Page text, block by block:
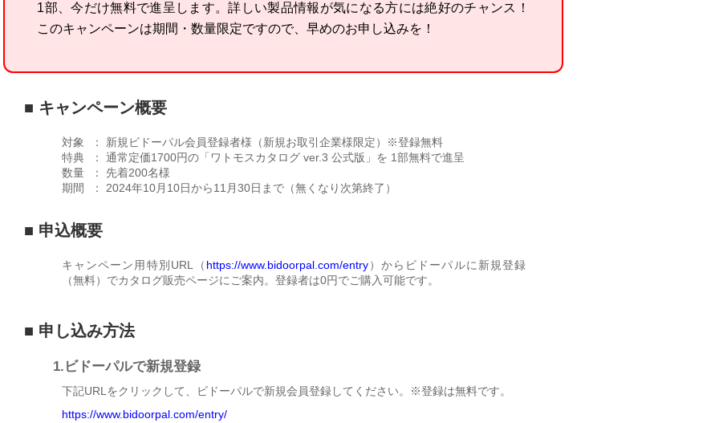
1部、今だけ無料で進呈します。詳しい製品情報が気になる方には絶好のチャンス！
このキャンペーンは期間・数量限定ですので、早めのお申し込みを！
■ キャンペーン概要
対象 ：
新規ビドーパル会員登録者様（新規お取引企業様限定）※登録無料
特典
：
通常定価1700円の「ワトモスカタログ ver.3 公式版」を 1部無料で進呈
数量
：
先着200名様
期間
： 2024年10月10日から11月30日まで（無くなり次第終了）
■ 申込概要
キャンペーン用特別URL（ https://www.bidoorpal.com/entry）からビドーパルに新規登録
（無料）でカタログ販売ページにご案内。登録者は0円でご購入可能です。
■ 申し込み方法
1.ビドーパルで新規登録
下記URLをクリックして、ビドーパルで新規会員登録してください。※登録は無料です。
https://www.bidoorpal.com/entry/